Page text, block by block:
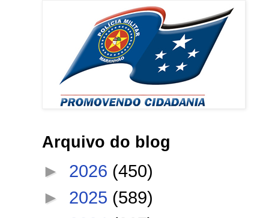
Arquivo do blog
► 2026 (450)
► 2025 (589)